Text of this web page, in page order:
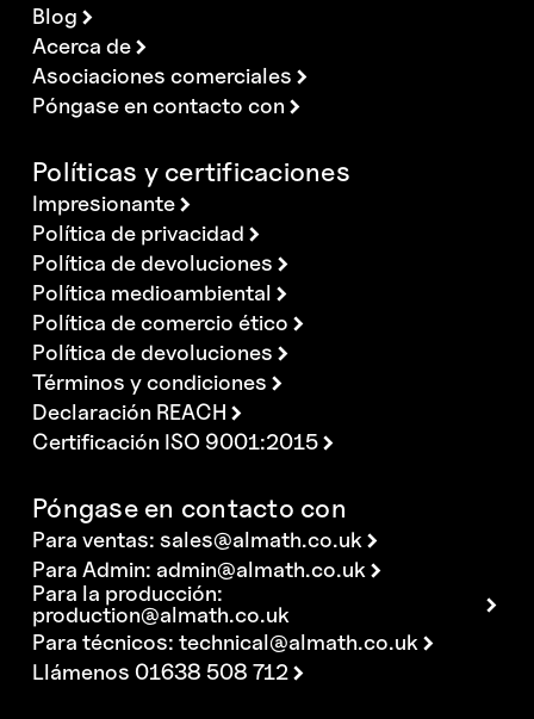
Blog
Acerca de
Asociaciones comerciales
Póngase en contacto con
Políticas y certificaciones
Impresionante
Política de privacidad
Política de devoluciones
Política medioambiental
Política de comercio ético
Política de devoluciones
Términos y condiciones
Declaración REACH
Certificación ISO 9001:2015
Póngase en contacto con
Para ventas:sales@almath.co.uk
Para Admin: admin@almath.co.uk
Para la producción:
production@almath.co.uk
Para técnicos:technical@almath.co.uk
Llámenos 01638 508 712